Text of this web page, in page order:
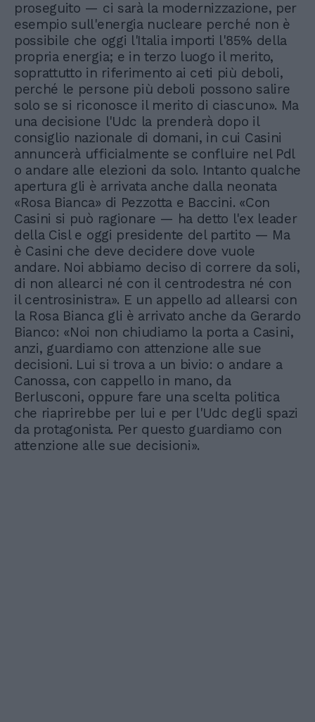
proseguito — ci sarà la modernizzazione, per
esempio sull'energia nucleare perché non è
possibile che oggi l'Italia importi l'85% della
propria energia; e in terzo luogo il merito,
soprattutto in riferimento ai ceti più deboli,
perché le persone più deboli possono salire
solo se si riconosce il merito di ciascuno». Ma
una decisione l'Udc la prenderà dopo il
consiglio nazionale di domani, in cui Casini
annuncerà ufficialmente se confluire nel Pdl
o andare alle elezioni da solo. Intanto qualche
apertura gli è arrivata anche dalla neonata
«Rosa Bianca» di Pezzotta e Baccini. «Con
Casini si può ragionare — ha detto l'ex leader
della Cisl e oggi presidente del partito — Ma
è Casini che deve decidere dove vuole
andare. Noi abbiamo deciso di correre da soli,
di non allearci né con il centrodestra né con
il centrosinistra». E un appello ad allearsi con
la Rosa Bianca gli è arrivato anche da Gerardo
Bianco: «Noi non chiudiamo la porta a Casini,
anzi, guardiamo con attenzione alle sue
decisioni. Lui si trova a un bivio: o andare a
Canossa, con cappello in mano, da
Berlusconi, oppure fare una scelta politica
che riaprirebbe per lui e per l'Udc degli spazi
da protagonista. Per questo guardiamo con
attenzione alle sue decisioni».